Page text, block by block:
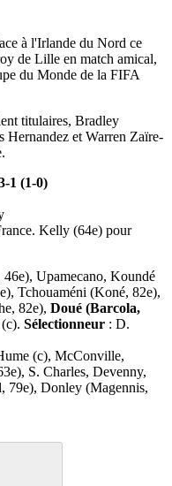
à l'Irlande du Nord ce
de Lille en match amical,
du Monde de la FIFA
titulaires, Bradley
Hernandez et Warren Zaïre-
1 (1-0)
Kelly (64e) pour
Upamecano, Koundé
Tchouaméni (Koné, 82e),
82e), Doué (Barcola,
Sélectionneur : D.
(c), McConville,
S. Charles, Devenny,
Donley (Magennis,